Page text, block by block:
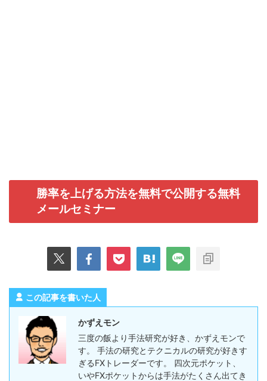
勝率を上げる方法を無料で公開する無料
メールセミナー
この記事を書いた人
かずえモン
三度の飯より手法研究が好き、かずえモンで
す。 手法の研究とテクニカルの研究が好きす
ぎるFXトレーダーです。 四次元ポケット、
いやFXポケットからは手法がたくさん出てき